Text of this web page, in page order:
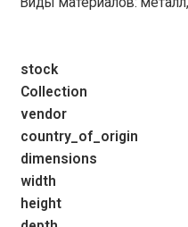
stock
Collection
vendor
country_of_origin
dimensions
width
height